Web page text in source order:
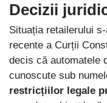
Decizii
Situația retailerului
recente a Curții
decis că automatele
cunoscute sub
restricțiilor legale